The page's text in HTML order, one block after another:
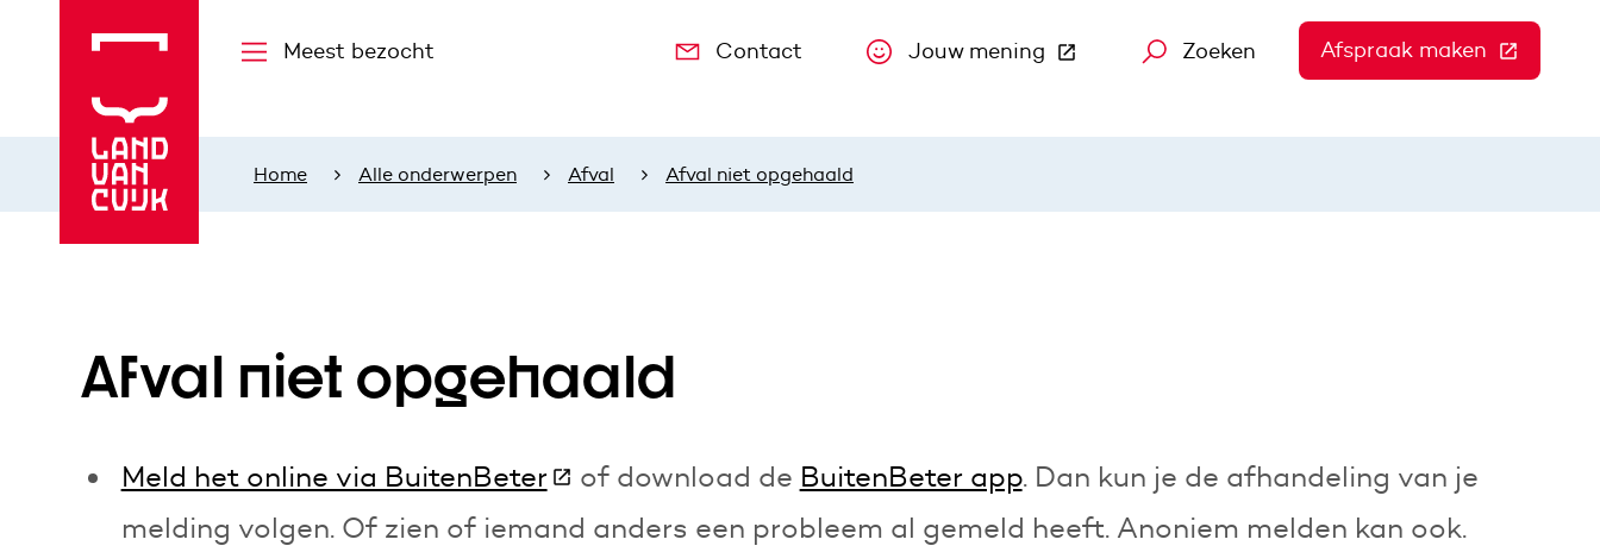
Meest bezocht Contact Jouw mening
(Deze link gaat naar een andere website)
Zoeken Afspraak maken (Deze
Home Alle onderwerpen Afval Afval niet opgehaald
Afval niet opgehaald
Meld het online via BuitenBeter(Deze link gaat naar een andere website)
of download de BuitenBeter app. Dan kun je de afhandeling van je
melding volgen. Of zien of iemand anders een probleem al gemeld heeft. Anoniem melden kan ook.